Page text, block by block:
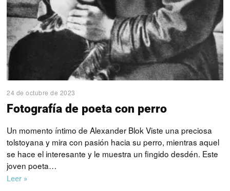
24 de octubre de 2023
Fotografía de poeta con perro
Un momento íntimo de Alexander Blok Viste una preciosa
tolstoyana y mira con pasión hacia su perro, mientras aquel
se hace el interesante y le muestra un fingido desdén. Este
joven poeta…
Leer »